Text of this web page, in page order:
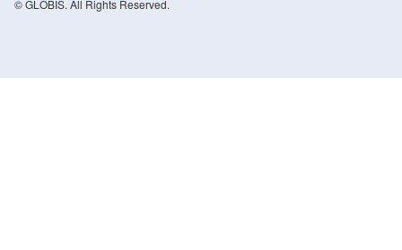
©︎ GLOBIS. All Rights Reserved.